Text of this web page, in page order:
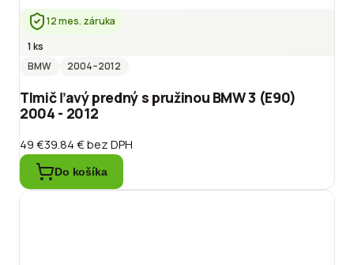
12 mes. záruka
1 ks
BMW
2004–2012
Tlmič ľavý predný s pružinou BMW 3 (E90)
2004 - 2012
49 €39.84 €bez DPH
Do košíka